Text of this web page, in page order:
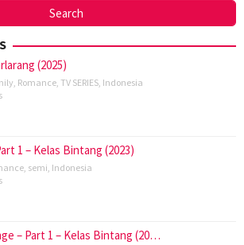
(2025)
Romance TV SERIES Indonesia
1 – Kelas Bintang (2023)
semi Indonesia
– Part 1 – Kelas Bintang (20…